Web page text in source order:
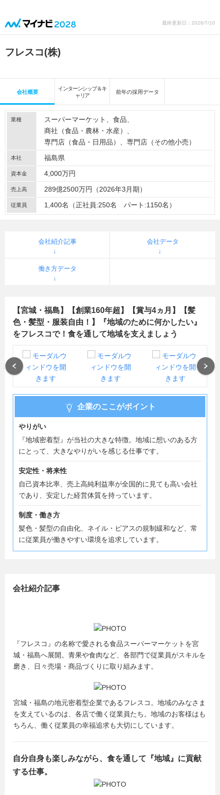
最終更新日：2026/7/10
フレスコ(株)
会社概要
インターンシップ＆キ
ャリア
前年の採用データ
業種 スーパーマーケット
食品
商社（食品・農林・水産）
専門店（食品・日用品）
専門店（その他小売）
本社 福島県
資本金 4,000万円
売上高 289億2500万円（2026年3月期）
従業員 1,400名（正社員:250名 パート:1150名）
会社紹介記事 会社データ
働き方データ
【宮城・福島】【創業160年超】【賞与4ヵ月】【髪
色・髪型・服装自由！】『地域のために何かしたい』
をフレスコで！食を通して地域を支えましょう
企業のここがポイント
やりがい
『地域密着型』が当社の大きな特徴。地域に想いのある方
にとって、大きなやりがいを感じる仕事です。
安定性・将来性
自己資本比率、売上高純利益率が全国的に見ても高い会社
であり、安定した経営体質を持っています。
制度・働き方
髪色・髪型の自由化、ネイル・ピアスの規制緩和など、常
に従業員が働きやすい環境を追求しています。
会社紹介記事
『フレスコ』の名称で愛される食品スーパーマーケットを宮
城・福島へ展開。青果や食肉など、各部門で従業員がスキルを
磨き、日々売場・商品づくりに取り組みます。
宮城・福島の地元密着型企業であるフレスコ。地域のみなさま
を支えているのは、各店で働く従業員たち。地域のお客様はも
ちろん、働く従業員の幸福追求も大切にしています。
自分自身も楽しみながら、食を通して『地域』に貢献
する仕事。